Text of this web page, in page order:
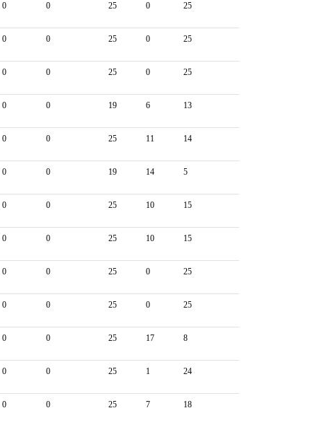
0 0 25 0 25
0 0 25 0 25
0 0 25 0 25
0 0 19 6 13
0 0 25 11 14
0 0 19 14 5
0 0 25 10 15
0 0 25 10 15
0 0 25 0 25
0 0 25 0 25
0 0 25 17 8
0 0 25 1 24
0 0 25 7 18